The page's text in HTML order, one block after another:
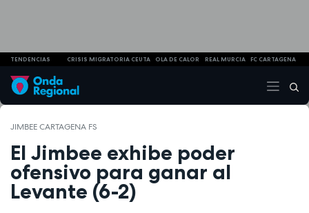
TENDENCIAS CRISIS MIGRATORIA CEUTA OLA DE CALOR REAL MURCIA FC CARTAGENA
JIMBEE CARTAGENA FS
El Jimbee exhibe poder
ofensivo para ganar al
Levante (6-2)